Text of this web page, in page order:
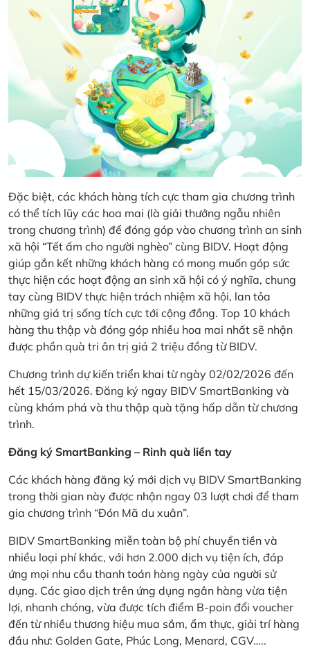
Đặc biệt, các khách hàng tích cực tham gia chương trình
có thể tích lũy các hoa mai (là giải thưởng ngẫu nhiên
trong chương trình) để đóng góp vào chương trình an sinh
xã hội “Tết ấm cho người nghèo” cùng BIDV. Hoạt động
giúp gắn kết những khách hàng có mong muốn góp sức
thực hiện các hoạt động an sinh xã hội có ý nghĩa, chung
tay cùng BIDV thực hiện trách nhiệm xã hội, lan tỏa
những giá trị sống tích cực tới cộng đồng. Top 10 khách
hàng thu thập và đóng góp nhiều hoa mai nhất sẽ nhận
được phần quà tri ân trị giá 2 triệu đồng từ BIDV.
Chương trình dự kiến triển khai từ ngày 02/02/2026 đến
hết 15/03/2026. Đăng ký ngay BIDV SmartBanking và
cùng khám phá và thu thập quà tặng hấp dẫn từ chương
trình.
Đăng ký SmartBanking – Rinh quà liền tay
Các khách hàng đăng ký mới dịch vụ BIDV SmartBanking
trong thời gian này được nhận ngay 03 lượt chơi để tham
gia chương trình “Đón Mã du xuân”.
BIDV SmartBanking miễn toàn bộ phí chuyển tiền và
nhiều loại phí khác, với hơn 2.000 dịch vụ tiện ích, đáp
ứng mọi nhu cầu thanh toán hàng ngày của người sử
dụng. Các giao dịch trên ứng dụng ngân hàng vừa tiện
lợi, nhanh chóng, vừa được tích điểm B-poin đổi voucher
đến từ nhiều thương hiệu mua sắm, ẩm thực, giải trí hàng
đầu như: Golden Gate, Phúc Long, Menard, CGV…..